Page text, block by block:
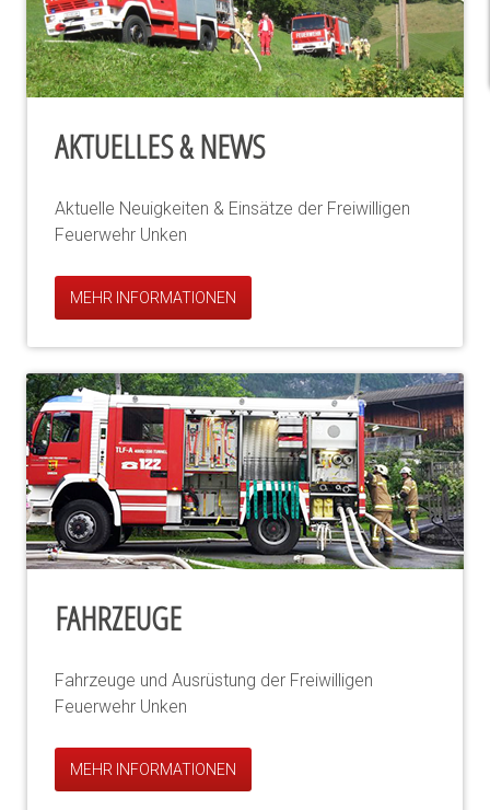
AKTUELLES & NEWS
Aktuelle Neuigkeiten & Einsätze der Freiwilligen
Feuerwehr Unken
MEHR INFORMATIONEN
FAHRZEUGE
Fahrzeuge und Ausrüstung der Freiwilligen
Feuerwehr Unken
MEHR INFORMATIONEN